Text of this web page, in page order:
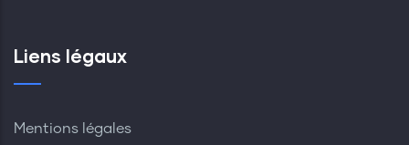
Liens légaux
Mentions légales